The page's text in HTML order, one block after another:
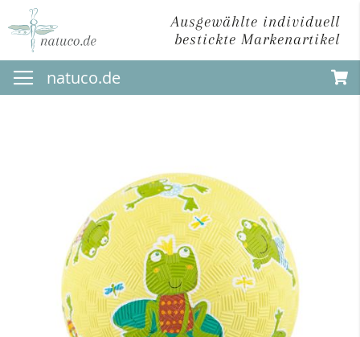
Ausgewählte individuell
bestickte Markenartikel
Direkt
zum
Inhalt
natuco.de